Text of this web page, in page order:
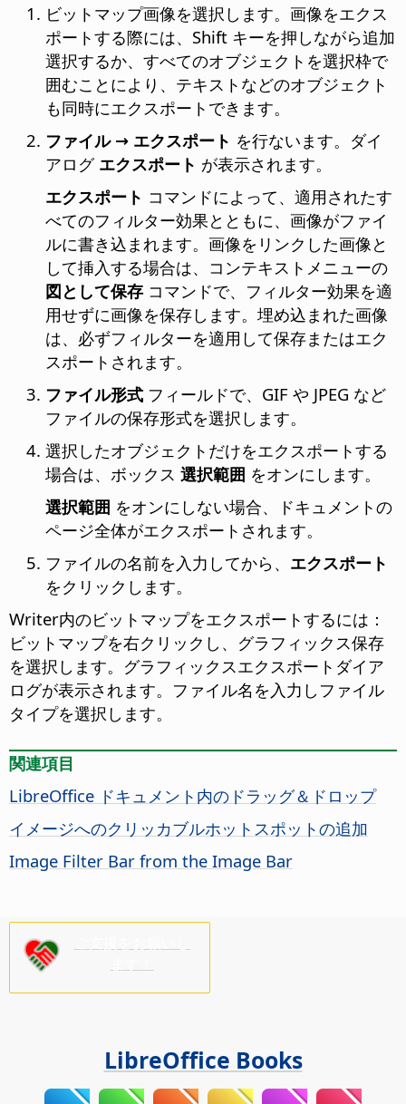
ビットマップ画像を選択します。画像をエクス
ポートする際には、Shift キーを押しながら追加
選択するか、すべてのオブジェクトを選択枠で
囲むことにより、テキストなどのオブジェクト
も同時にエクスポートできます。
ファイル → エクスポート を行ないます。ダイ
アログ エクスポート が表示されます。
エクスポート コマンドによって、適用されたす
べてのフィルター効果とともに、画像がファイ
ルに書き込まれます。画像をリンクした画像と
して挿入する場合は、コンテキストメニューの
図として保存 コマンドで、フィルター効果を適
用せずに画像を保存します。埋め込まれた画像
は、必ずフィルターを適用して保存またはエク
スポートされます。
ファイル形式 フィールドで、GIF や JPEG など
ファイルの保存形式を選択します。
選択したオブジェクトだけをエクスポートする
場合は、ボックス 選択範囲 をオンにします。
選択範囲 をオンにしない場合、ドキュメントの
ページ全体がエクスポートされます。
ファイルの名前を入力してから、 エクスポート
をクリックします。
Writer内のビットマップをエクスポートするには：
ビットマップを右クリックし、グラフィックス保存
を選択します。グラフィックスエクスポートダイア
ログが表示されます。ファイル名を入力しファイル
タイプを選択します。
関連項目
LibreOffice ドキュメント内のドラッグ＆ドロップ
イメージへのクリッカブルホットスポットの追加
Image Filter Bar from the Image Bar
LibreOffice Books